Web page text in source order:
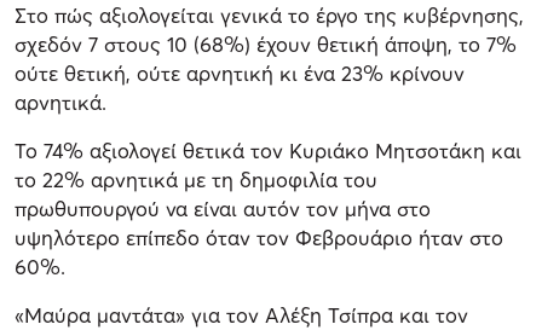
Στο πώς αξιολογείται γενικά το έργο της κυβέρνησης,
σχεδόν 7 στους 10 (68%) έχουν θετική άποψη, το 7%
ούτε θετική, ούτε αρνητική κι ένα 23% κρίνουν
αρνητικά.
Το 74% αξιολογεί θετικά τον Κυριάκο Μητσοτάκη και
το 22% αρνητικά με τη δημοφιλία του
πρωθυπουργού να είναι αυτόν τον μήνα στο
υψηλότερο επίπεδο όταν τον Φεβρουάριο ήταν στο
60%.
«Μαύρα μαντάτα» για τον Αλέξη Τσίπρα και τον